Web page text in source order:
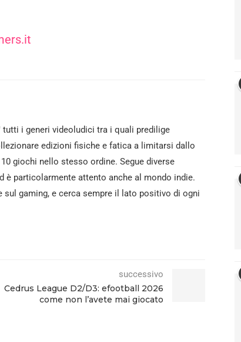
tutti i generi videoludici tra i quali predilige
edizioni fisiche e fatica a limitarsi dallo
giochi nello stesso ordine. Segue diverse
è particolarmente attento anche al mondo indie.
gaming, e cerca sempre il lato positivo di ogni
successivo
Cedrus League D2/D3: efootball 2026
come non l’avete mai giocato